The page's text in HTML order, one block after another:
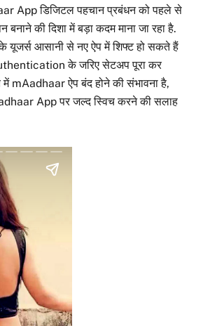
App डिजिटल पहचान प्रबंधन को पहले से
बनाने की दिशा में बड़ा कदम माना जा रहा है.
यूजर्स आसानी से नए ऐप में शिफ्ट हो सकते हैं
के जरिए सेटअप पूरा कर
mAadhaar ऐप बंद होने की संभावना है,
App पर जल्द स्विच करने की सलाह